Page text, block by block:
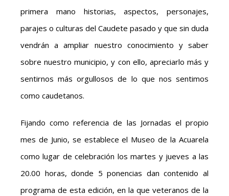
primera mano historias, aspectos, personajes,
parajes o culturas del Caudete pasado y que sin duda
vendrán a ampliar nuestro conocimiento y saber
sobre nuestro municipio, y con ello, apreciarlo más y
sentirnos más orgullosos de lo que nos sentimos
como caudetanos.
Fijando como referencia de las Jornadas el propio
mes de Junio, se establece el Museo de la Acuarela
como lugar de celebración los martes y jueves a las
20.00 horas, donde 5 ponencias dan contenido al
programa de esta edición, en la que veteranos de la